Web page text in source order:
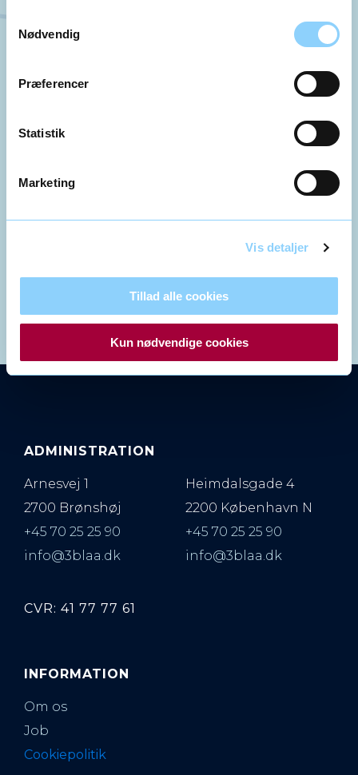
Nødvendig
Præferencer
Statistik
Marketing
Vis detaljer
Tillad alle cookies
Kun nødvendige cookies
velkommen til at kontakte os.
ADMINISTRATION
Arnesvej 1
2700 Brønshøj
+45 70 25 25 90
info@3blaa.dk
Heimdalsgade 4
2200 København N
+45 70 25 25 90
info@3blaa.dk
CVR: 41 77 77 61
INFORMATION
Om os
Job
Cookiepolitik